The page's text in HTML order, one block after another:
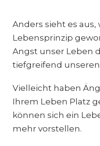
Anders sieht es
Lebensprinzip
Angst unser Leben
tiefgreifend
Vielleicht haben
Ihrem Leben Platz
können sich ein
mehr vorstellen.